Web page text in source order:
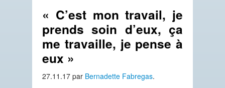
« C’est mon travail, je
prends soin d’eux, ça
me travaille, je pense à
eux »
27.11.17 par Bernadette Fabregas.